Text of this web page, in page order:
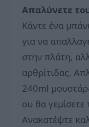
Απαλύνετε
Κάντε ένα
για να
στην πλάτη,
αρθρίτιδας.
240ml
ου θα γεμίσετε
Ανακατέψτε